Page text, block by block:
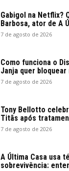
Gabigol na Netflix?
Barbosa, ator de A
7 de agosto de 2026
Como funciona o
Janja quer bloquear
7 de agosto de 2026
Tony Bellotto
Titãs após
7 de agosto de 2026
A Última Casa usa
sobrevivência: